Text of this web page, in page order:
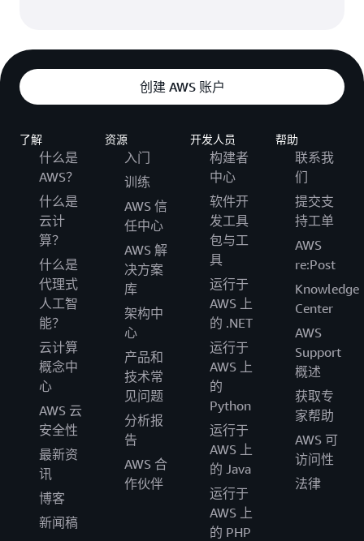
创建 AWS 账户
了解
什么是
AWS？
什么是
云计
算？
什么是
代理式
人工智
能？
云计算
概念中
心
AWS 云
安全性
最新资
讯
博客
新闻稿
资源
入门
训练
AWS 信
任中心
AWS 解
决方案
库
架构中
心
产品和
技术常
见问题
分析报
告
AWS 合
作伙伴
开发人员
构建者
中心
软件开
发工具
包与工
具
运行于
AWS 上
的 .NET
运行于
AWS 上
的
Python
运行于
AWS 上
的 Java
运行于
AWS 上
的 PHP
帮助
联系我
们
提交支
持工单
AWS
re:Post
Knowledge
Center
AWS
Support
概述
获取专
家帮助
AWS 可
访问性
法律